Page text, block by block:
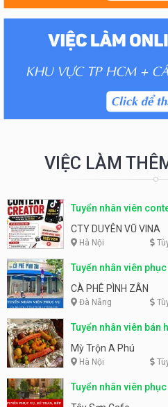
VIỆC LÀM
Tuyển nhân viên
CTY DUYÊN VŨ VINA
Hà Nội
Tuyển nhân viên
CÀ PHÊ PÌNH ZÂN
Đà Nẵng
Tuyển nhân viên bán
Mỳ Trộn A Phú
Hà Nội
Tuyển nhân viên